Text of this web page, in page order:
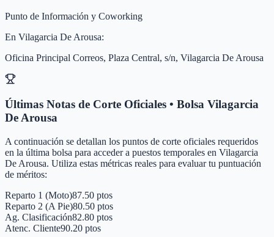
Punto de Información y Coworking
En Vilagarcia De Arousa:
Oficina Principal Correos, Plaza Central, s/n, Vilagarcia De Arousa
Últimas Notas de Corte Oficiales • Bolsa Vilagarcia
De Arousa
A continuación se detallan los puntos de corte oficiales requeridos
en la última bolsa para acceder a puestos temporales en Vilagarcia
De Arousa. Utiliza estas métricas reales para evaluar tu puntuación
de méritos:
Reparto 1 (Moto)87.50 ptos
Reparto 2 (A Pie)80.50 ptos
Ag. Clasificación82.80 ptos
Atenc. Cliente90.20 ptos